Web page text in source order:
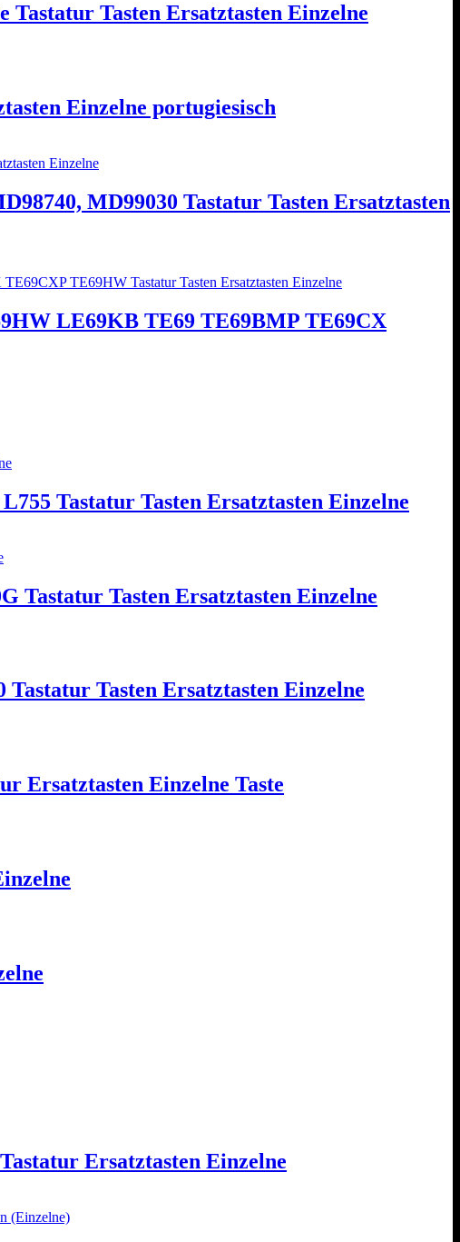
Tastatur Tasten Ersatztasten Einzelne
Einzelne portugiesisch
MD99030 Tastatur Tasten Ersatztasten
LE69KB TE69 TE69BMP TE69CX
Tastatur Tasten Ersatztasten Einzelne
Tastatur Tasten Ersatztasten Einzelne
Tastatur Tasten Ersatztasten Einzelne
Ersatztasten Einzelne Taste
Ersatztasten Einzelne